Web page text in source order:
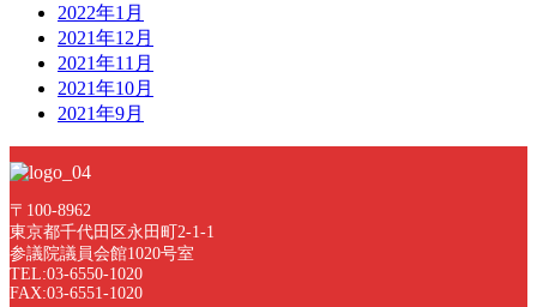
2022年1月
2021年12月
2021年11月
2021年10月
2021年9月
〒100-8962
東京都千代田区永田町2-1-1
参議院議員会館1020号室
TEL:03-6550-1020
FAX:03-6551-1020